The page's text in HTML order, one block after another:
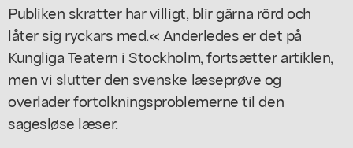
Publiken skratter har villigt, blir gärna rörd och
låter sig ryckars med.« Anderledes er det på
Kungliga Teatern i Stockholm, fortsætter artiklen,
men vi slutter den svenske læseprøve og
overlader fortolkningsproblemerne til den
sagesløse læser.